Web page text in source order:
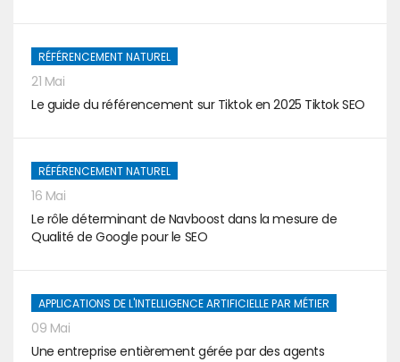
RÉFÉRENCEMENT NATUREL
21 Mai
Le guide du référencement sur Tiktok en 2025 Tiktok SEO
RÉFÉRENCEMENT NATUREL
16 Mai
Le rôle déterminant de Navboost dans la mesure de
Qualité de Google pour le SEO
APPLICATIONS DE L'INTELLIGENCE ARTIFICIELLE PAR MÉTIER
09 Mai
Une entreprise entièrement gérée par des agents